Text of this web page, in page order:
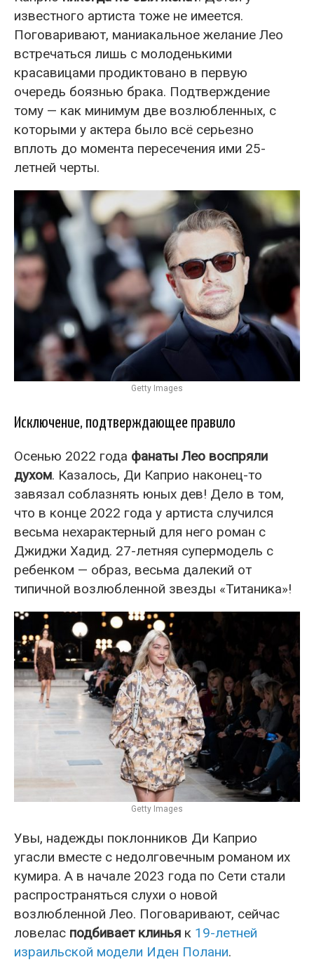
известного артиста тоже не имеется.
Поговаривают, маниакальное желание Лео
встречаться лишь с молоденькими
красавицами продиктовано в первую
очередь боязнью брака. Подтверждение
тому — как минимум две возлюбленных, с
которыми у актера было всё серьезно
вплоть до момента пересечения ими 25-
летней черты.
Getty Images
Исключение, подтверждающее правило
Осенью 2022 года фанаты Лео воспряли
духом. Казалось, Ди Каприо наконец-то
завязал соблазнять юных дев! Дело в том,
что в конце 2022 года у артиста случился
весьма нехарактерный для него роман с
Джиджи Хадид. 27-летняя супермодель с
ребенком — образ, весьма далекий от
типичной возлюбленной звезды «Титаника»!
Getty Images
Увы, надежды поклонников Ди Каприо
угасли вместе с недолговечным романом их
кумира. А в начале 2023 года по Сети стали
распространяться слухи о новой
возлюбленной Лео. Поговаривают, сейчас
ловелас подбивает клинья к 19-летней
израильской модели Иден Полани.